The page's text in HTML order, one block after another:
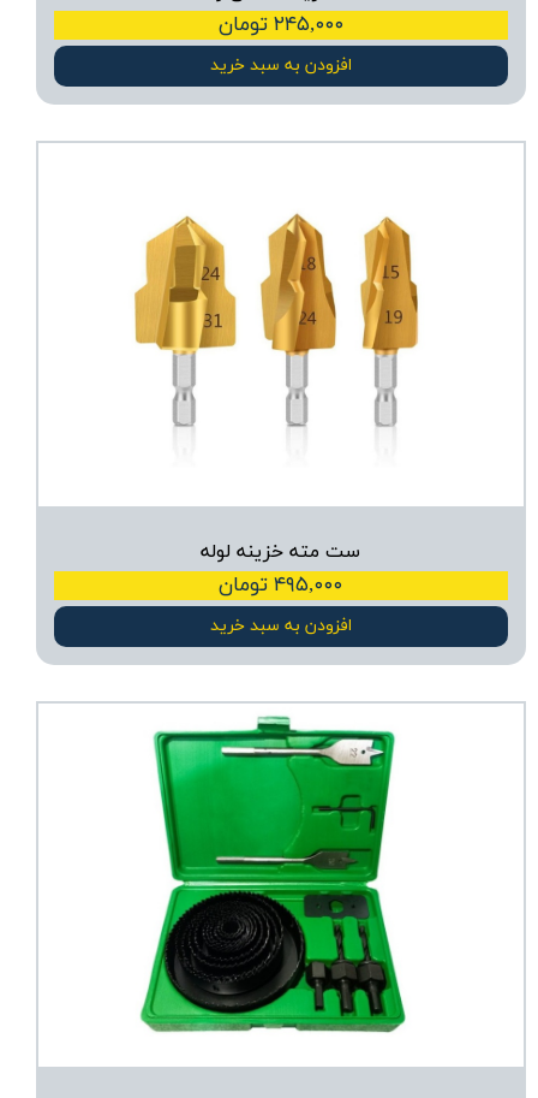
۲۴۵,۰۰۰ تومان
افزودن به سبد خرید
ست مته خزینه لوله
۴۹۵,۰۰۰ تومان
افزودن به سبد خرید